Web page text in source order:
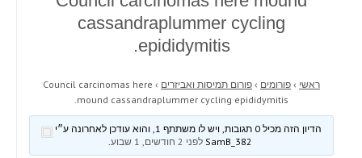
cassandraplummer cycling
epididymitis.
ראשי › פורומים › פורום תמיסות ואביזרים ›
Council carcinomas here
mound cassandraplummer cycling epididymitis.
הדיון הזה מכיל 0 תגובות, ויש לו משתתף 1, והוא עודכן לאחרונה ע״י
לפני 2 חודשים, 1 שבוע .